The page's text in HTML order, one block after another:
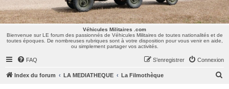
Véhicules Militaires .com
Bienvenue sur LE forum des passionnés de Véhicules Militaires de toutes nationalités et de
toutes époques. De nombreuses rubriques sont à votre disposition pour vous venir en aide,
ou simplement partager vos activités.
FAQ Connexion
S’enregistrer
Index du forum LA MEDIATHEQUE La Filmothèque